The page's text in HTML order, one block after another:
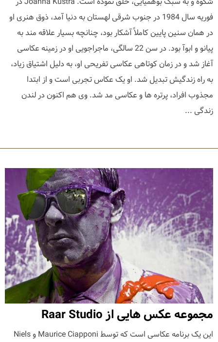
فوریه سال 1984 در جنوب شرقی لهستان به دنیا آمد، ذوق هنری او
در همان سنین پایین کاملاً آشکار بود، چنانچه بسیار علاقه مند به
پیانو و ابوآ بود. در سن 22 سالگی، ماجراجویی او در زمینه عکاسی
آغاز شد و در زمان کوتاهی عکاسی تفریحی او، به دلیل اشتیاق زیاد،
به راه زندگیش تبدیل شد. او یک عکاس تجربی است و از ابتدا
مجذوب افراد، پرتره ها و عکاسی مد شد. وی هم اکنون در لندن
زندگی ...
مجموعه عکس هایی از Raar Studio
این یک برنامه عکاسی است که توسط Maurice Ciapponi و Niels